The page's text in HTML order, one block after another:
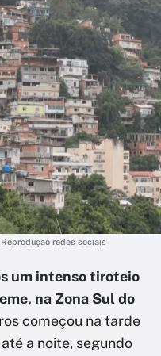
redes sociais
um intenso tiroteio
na Zona Sul do
começou na tarde
a noite, segundo